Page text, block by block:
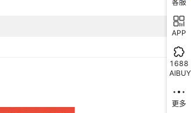
客服
APP
1688
AIBUY
更多